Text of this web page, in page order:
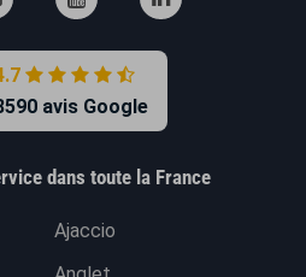
avis Google
dans toute la France
Ajaccio